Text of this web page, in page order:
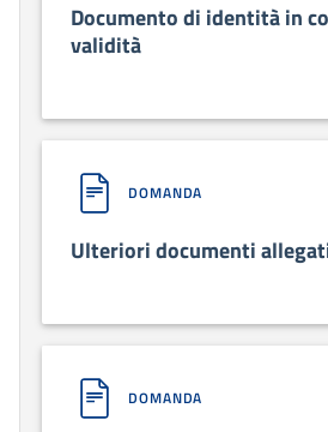
Documento di identità in
validità
DOMANDA
Ulteriori documenti
DOMANDA